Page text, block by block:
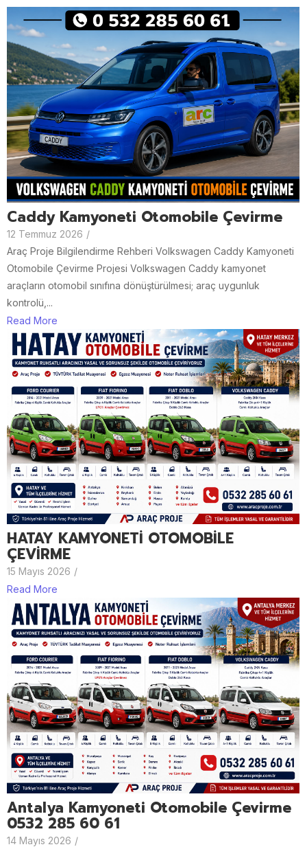
Caddy Kamyoneti Otomobile Çevirme
12 Temmuz 2026 /
Araç Proje Bilgilendirme Rehberi Volkswagen Caddy Kamyoneti
Otomobile Çevirme Projesi Volkswagen Caddy kamyonet
araçların otomobil sınıfına dönüştürülmesi; araç uygunluk
kontrolü,...
Read More
HATAY KAMYONETİ OTOMOBİLE
ÇEVİRME
15 Mayıs 2026 /
Read More
Antalya Kamyoneti Otomobile Çevirme
0532 285 60 61
14 Mayıs 2026 /